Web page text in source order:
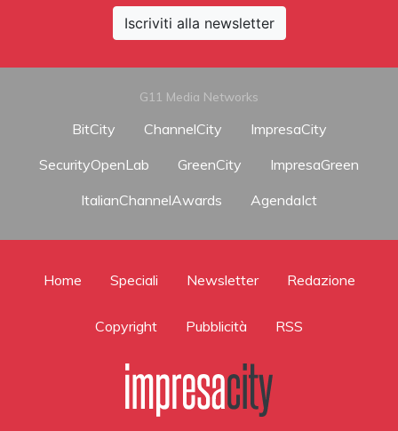
Iscriviti alla newsletter
G11 Media Networks
BitCity ChannelCity
ImpresaCity
SecurityOpenLab
GreenCity
ImpresaGreen
ItalianChannelAwards
AgendaIct
Home Speciali Newsletter Redazione
Copyright Pubblicità RSS